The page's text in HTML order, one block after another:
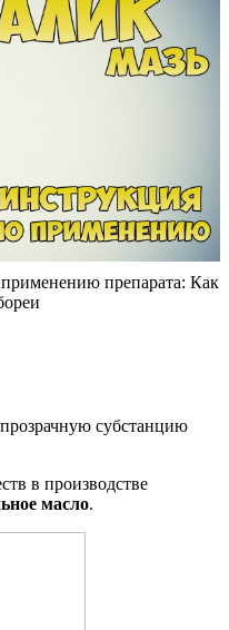
применению препарата: Как
субстанцию
в производстве
масло.